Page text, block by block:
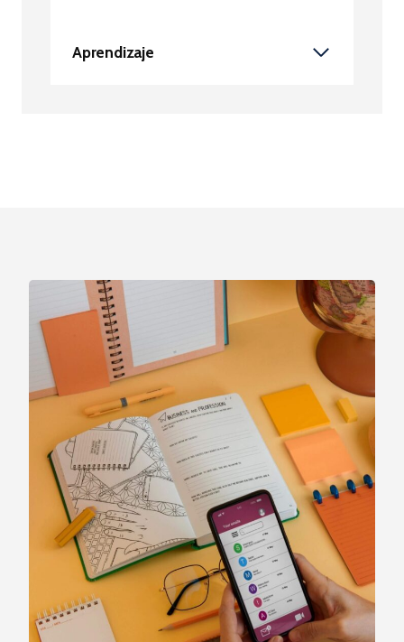
Aprendizaje